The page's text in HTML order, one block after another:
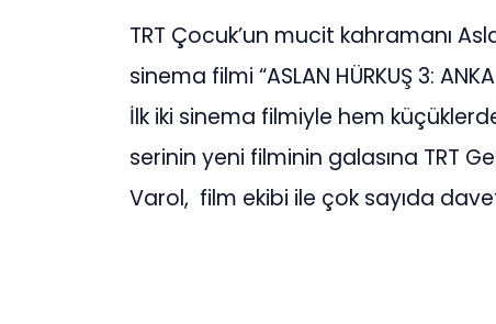
TRT Çocuk’un mucit kahramanı
sinema filmi “ASLAN HÜRKUŞ 3:
İlk iki sinema filmiyle hem
serinin yeni filminin galasına TRT
Varol, film ekibi ile çok sayıda